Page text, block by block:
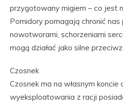
przygotowany migiem – co jest
Pomidory pomagają chronić nas
nowotworami, schorzeniami
mogą działać jako silne
Czosnek
Czosnek ma na własnym koncie
wyeksploatowania z racji